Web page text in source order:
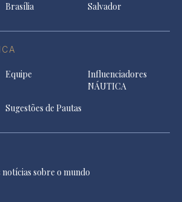
Brasília Salvador
Equipe
Influenciadores
NÁUTICA
Sugestões de Pautas
sobre o mundo